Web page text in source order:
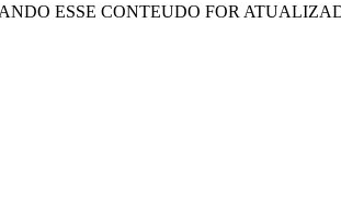
ESSE CONTEUDO FOR